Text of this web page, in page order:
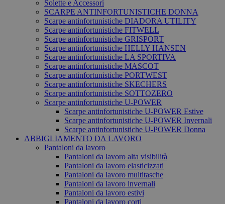
Solette e Accessori
SCARPE ANTINFORTUNISTICHE DONNA
Scarpe antinfortunistiche DIADORA UTILITY
Scarpe antinfortunistiche FITWELL
Scarpe antinfortunistiche GRISPORT
Scarpe antinfortunistiche HELLY HANSEN
Scarpe antinfortunistiche LA SPORTIVA
Scarpe antinfortunistiche MASCOT
Scarpe antinfortunistiche PORTWEST
Scarpe antinfortunistiche SKECHERS
Scarpe antinfortunistiche SOTTOZERO
Scarpe antinfortunistiche U-POWER
Scarpe antinfortunistiche U-POWER Estive
Scarpe antinfortunistiche U-POWER Invernali
Scarpe antinfortunistiche U-POWER Donna
ABBIGLIAMENTO DA LAVORO
Pantaloni da lavoro
Pantaloni da lavoro alta visibilità
Pantaloni da lavoro elasticizzati
Pantaloni da lavoro multitasche
Pantaloni da lavoro invernali
Pantaloni da lavoro estivi
Pantaloni da lavoro corti